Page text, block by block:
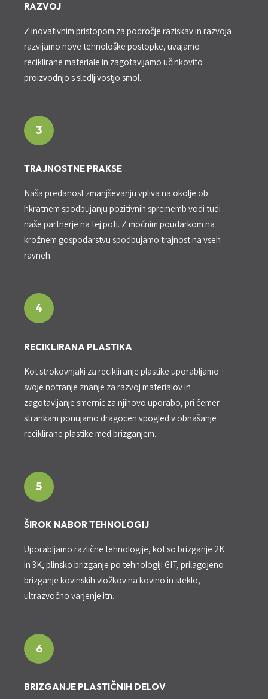
RAZVOJ
Z inovativnim pristopom za področje raziskav in razvoja
razvijamo nove tehnološke postopke, uvajamo
reciklirane materiale in zagotavljamo učinkovito
proizvodnjo s sledljivostjo smol.
3
TRAJNOSTNE PRAKSE
Naša predanost zmanjševanju vpliva na okolje ob
hkratnem spodbujanju pozitivnih sprememb vodi tudi
naše partnerje na tej poti. Z močnim poudarkom na
krožnem gospodarstvu spodbujamo trajnost na vseh
ravneh.
4
RECIKLIRANA PLASTIKA
Kot strokovnjaki za recikliranje plastike uporabljamo
svoje notranje znanje za razvoj materialov in
zagotavljanje smernic za njihovo uporabo, pri čemer
strankam ponujamo dragocen vpogled v obnašanje
reciklirane plastike med brizganjem.
5
ŠIROK NABOR TEHNOLOGIJ
Uporabljamo različne tehnologije, kot so brizganje 2K
in 3K, plinsko brizganje po tehnologiji GIT, prilagojeno
brizganje kovinskih vložkov na kovino in steklo,
ultrazvočno varjenje itn.
6
BRIZGANJE PLASTIČNIH DELOV